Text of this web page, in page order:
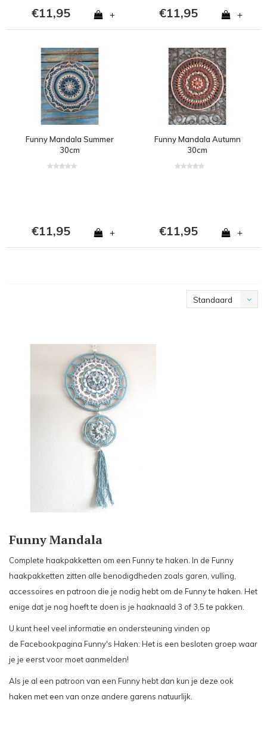
€11,95 + €11,95 +
Funny Mandala Summer
30cm
€11,95 +
Funny Mandala Autumn
30cm
€11,95 +
Standaard
Funny Mandala
Complete haakpakketten om een Funny te haken. In de Funny
haakpakketten zitten alle benodigdheden zoals garen, vulling,
accessoires en patroon die je nodig hebt om de Funny te haken. Het
enige dat je nog hoeft te doen is je haaknaald 3 of 3,5 te pakken.
U kunt heel veel informatie en ondersteuning vinden op
de Facebookpagina Funny's Haken: Het is een besloten groep waar
je je eerst voor moet aanmelden!
Als je al een patroon van een Funny hebt dan kun je deze ook
haken met een van onze andere garens natuurlijk.